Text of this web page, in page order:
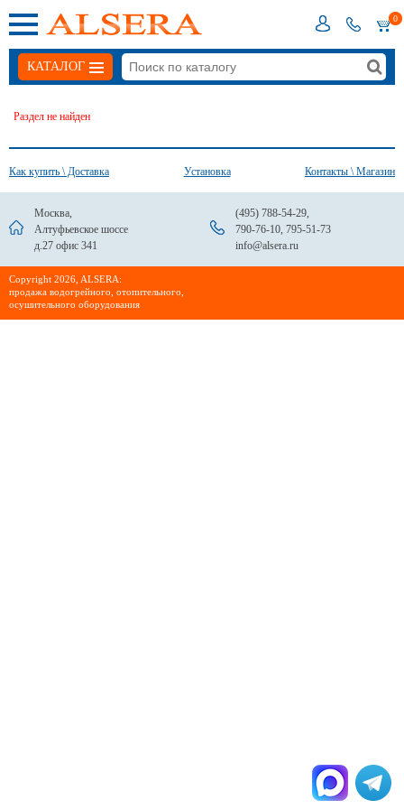
0
КАТАЛОГ
Раздел не найден
Как купить \ Доставка Установка Контакты \ Магазин
Москва,
Алтуфьевское шоссе
д.27 офис 341
(495) 788-54-29,
790-76-10, 795-51-73
info@alsera.ru
Сopyright 2026, ALSERA:
продажа водогрейного, отопительного,
осушительного оборудования